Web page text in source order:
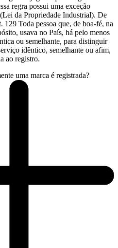
regra possui uma exceção
da Propriedade Industrial). De
129 Toda pessoa que, de boa-fé, na
usava no País, há pelo menos
ou semelhante, para distinguir
idêntico, semelhante ou afim,
ao registro.
uma marca é registrada?